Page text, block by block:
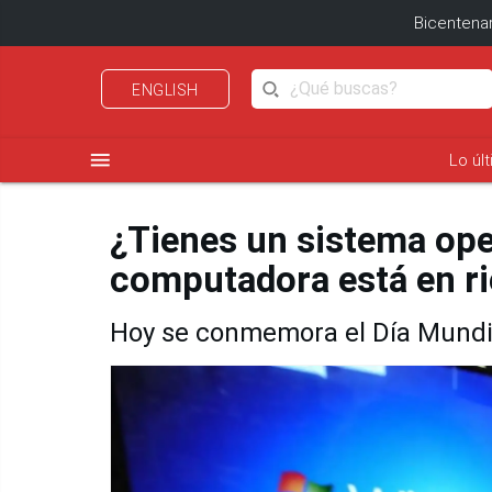
ENGLISH
menu Lo
¿Tienes un sistema
computadora está en
Hoy se conmemora el Día